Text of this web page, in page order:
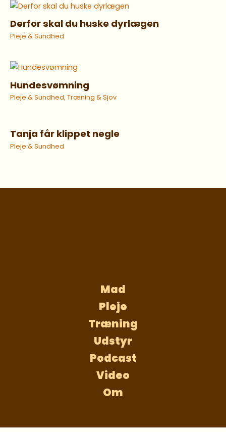
Derfor skal du huske dyrlægen
Pleje & Sundhed
Hundesvømning
Pleje & Sundhed, Træning & Sjov
Tanja får klippet negle
Pleje & Sundhed
Mad
Pleje
Træning
Udstyr
Podcast
Video
Om